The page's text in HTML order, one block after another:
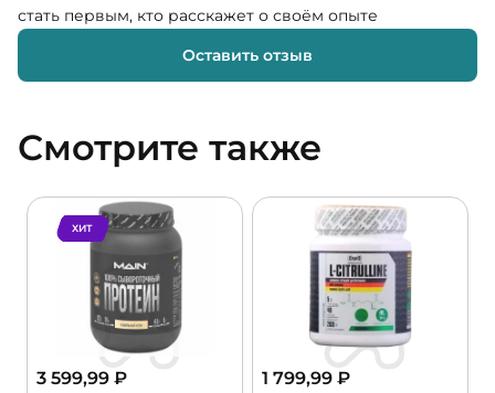
стать первым, кто расскажет о своём опыте
Оставить отзыв
Смотрите также
ХИТ
3 599,99 ₽ 1 799,99 ₽